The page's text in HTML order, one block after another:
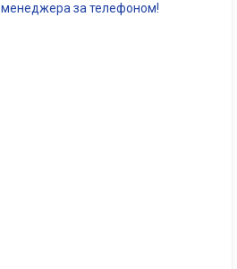
менеджера за телефоном!